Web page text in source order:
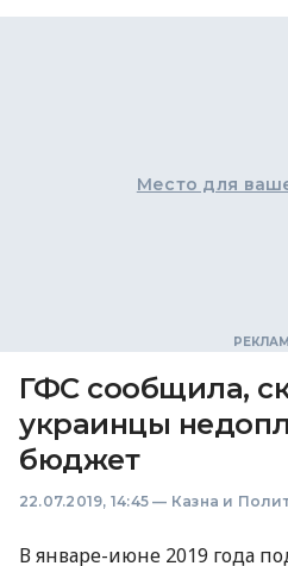
Место для
ГФС сообщила,
украинцы
бюджет
22.07.2019, 14:45 — Казна и
В январе-июне 2019 года